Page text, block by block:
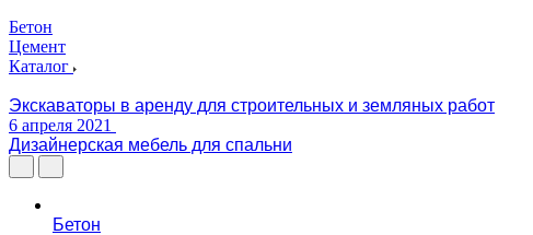
Бетон
Цемент
Каталог
Экскаваторы в аренду для строительных и земляных работ
6 апреля 2021
Дизайнерская мебель для спальни
Бетон